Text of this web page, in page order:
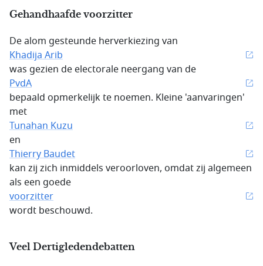
Gehandhaafde voorzitter
De alom gesteunde herverkiezing van
Khadija Arib
was gezien de electorale neergang van de
PvdA
bepaald opmerkelijk te noemen. Kleine 'aanvaringen'
met
Tunahan Kuzu
en
Thierry Baudet
kan zij zich inmiddels veroorloven, omdat zij algemeen
als een goede
voorzitter
wordt beschouwd.
Veel Dertigledendebatten